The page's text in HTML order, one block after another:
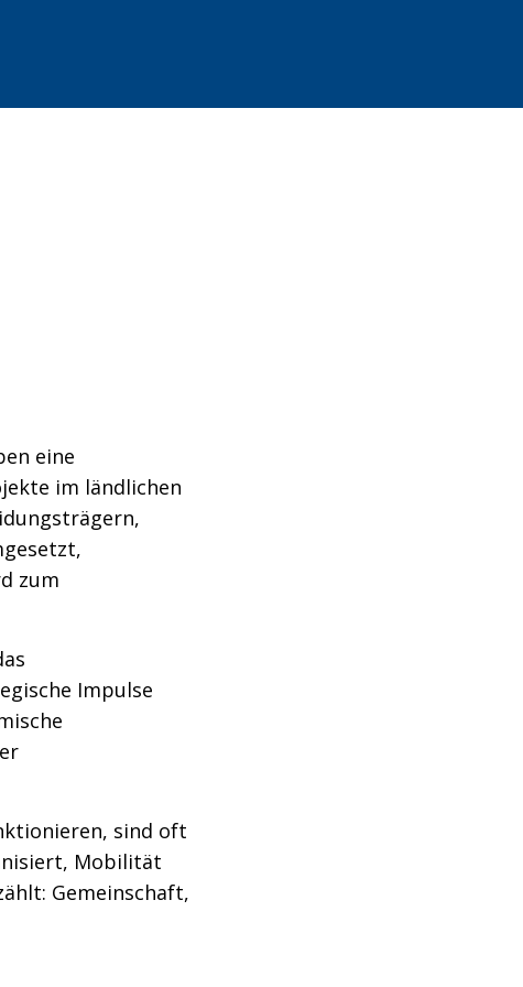
eine
im ländlichen
zum
Impulse
sind oft
Mobilität
Gemeinschaft,